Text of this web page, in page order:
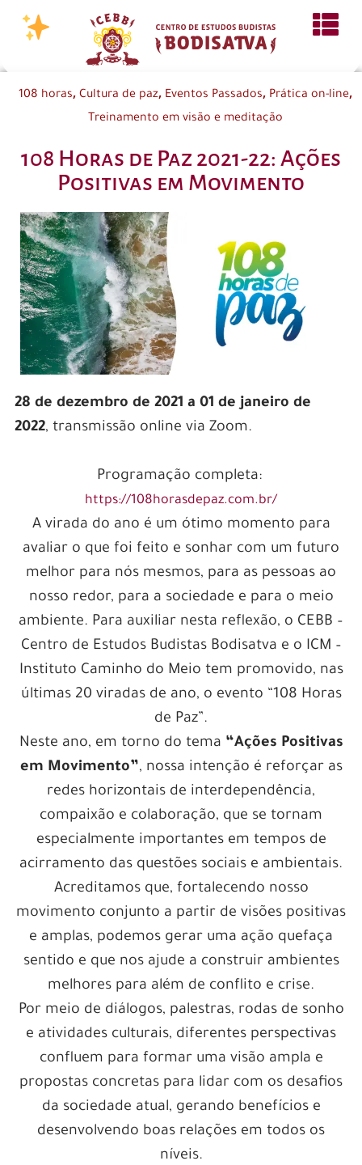
108 horas, Cultura de paz, Eventos Passados, Prática on-line,
Treinamento em visão e meditação
108 Horas de Paz 2021-22: Ações
Positivas em Movimento
28 de dezembro de 2021 a 01 de janeiro de
2022, transmissão online via Zoom.
Programação completa:
https://108horasdepaz.com.br/
A virada do ano é um ótimo momento para
avaliar o que foi feito e sonhar com um futuro
melhor para nós mesmos, para as pessoas ao
nosso redor, para a sociedade e para o meio
ambiente. Para auxiliar nesta reflexão, o CEBB –
Centro de Estudos Budistas Bodisatva e o ICM –
Instituto Caminho do Meio tem promovido, nas
últimas 20 viradas de ano, o evento “108 Horas
de Paz”.
Neste ano, em torno do tema “Ações Positivas
em Movimento”, nossa intenção é reforçar as
redes horizontais de interdependência,
compaixão e colaboração, que se tornam
especialmente importantes em tempos de
acirramento das questões sociais e ambientais.
Acreditamos que, fortalecendo nosso
movimento conjunto a partir de visões positivas
e amplas, podemos gerar uma ação quefaça
sentido e que nos ajude a construir ambientes
melhores para além de conflito e crise.
Por meio de diálogos, palestras, rodas de sonho
e atividades culturais, diferentes perspectivas
confluem para formar uma visão ampla e
propostas concretas para lidar com os desafios
da sociedade atual, gerando benefícios e
desenvolvendo boas relações em todos os
níveis.